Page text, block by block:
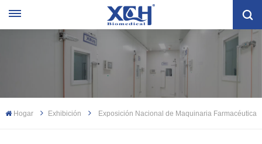
Hogar Exhibición Exposición Nacional de Maquinaria Farmacéutica